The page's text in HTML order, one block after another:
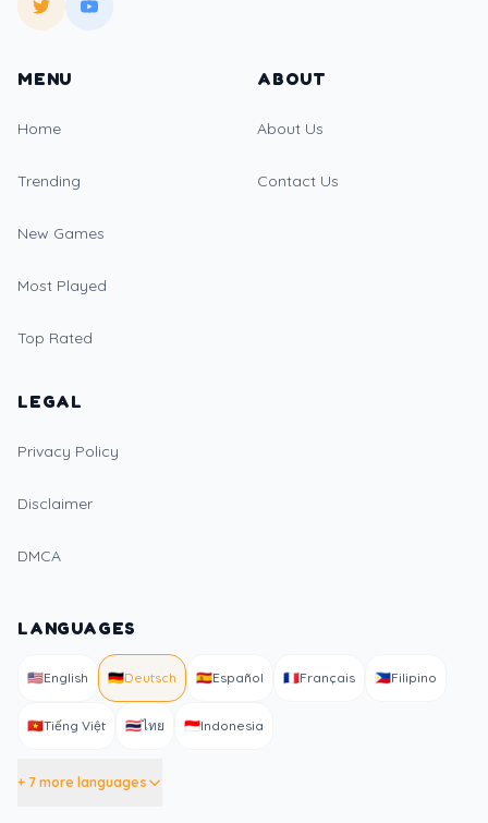
MENU
Home
Trending
New Games
Most Played
Top Rated
ABOUT
About Us
Contact Us
LEGAL
Privacy Policy
Disclaimer
DMCA
LANGUAGES
🇺🇸English 🇩🇪Deutsch 🇪🇸Español 🇫🇷Français 🇵🇭Filipino
🇻🇳Tiếng Việt 🇹🇭ไทย 🇮🇩Indonesia
+ 7 more languages